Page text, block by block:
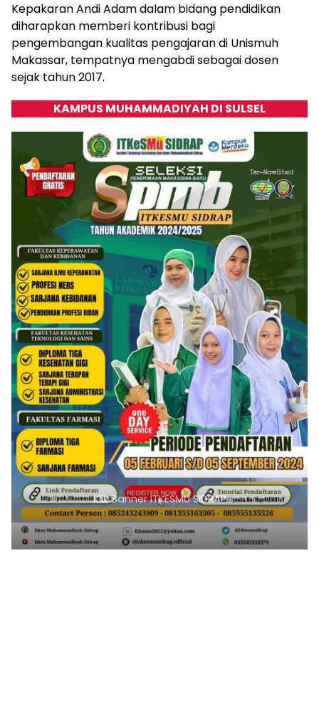
Kepakaran Andi Adam dalam bidang pendidikan
diharapkan memberi kontribusi bagi
pengembangan kualitas pengajaran di Unismuh
Makassar, tempatnya mengabdi sebagai dosen
sejak tahun 2017.
KAMPUS MUHAMMADIYAH DI SULSEL
Klik Banner UNISMUH MAKASSAR